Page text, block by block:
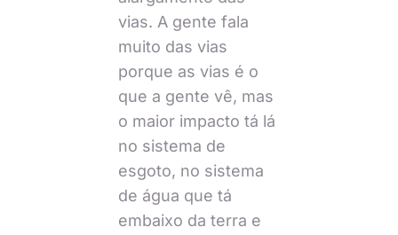
vias. A gente fala
muito das vias
porque as vias é o
que a gente vê, mas
o maior impacto tá lá
no sistema de
esgoto, no sistema
de água que tá
embaixo da terra e